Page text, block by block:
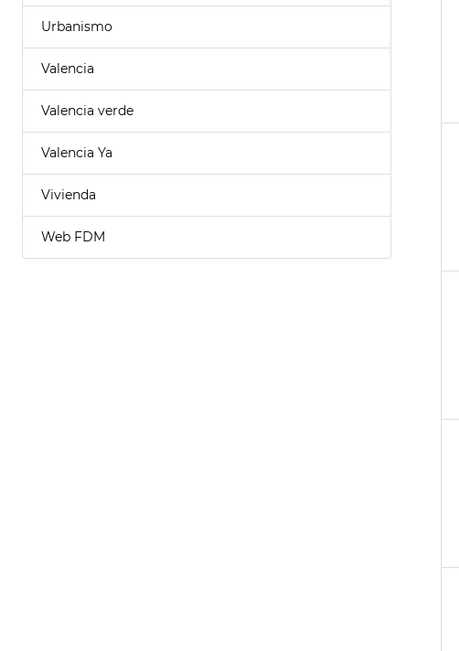
Urbanismo
Valencia
Valencia verde
Valencia Ya
Vivienda
Web FDM